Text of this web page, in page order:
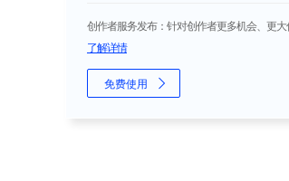
创作者服务发布：针对创作者更多机会、更大
了解详情
免费使用